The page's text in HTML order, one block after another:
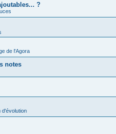
?
de l'Agora
notes
d'évolution